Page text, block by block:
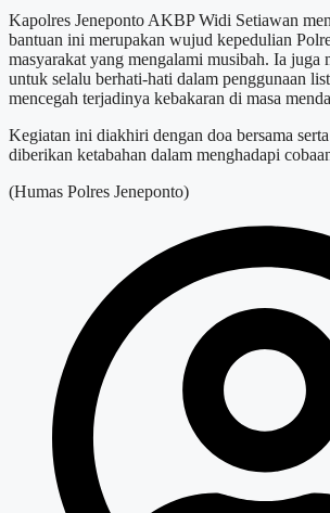
Kapolres Jeneponto AKBP Widi Setiawan
bantuan ini merupakan wujud kepedulian
masyarakat yang mengalami musibah. Ia juga
untuk selalu berhati-hati dalam penggunaan
mencegah terjadinya kebakaran di masa
Kegiatan ini diakhiri dengan doa bersama
diberikan ketabahan dalam menghadapi
(Humas Polres Jeneponto)